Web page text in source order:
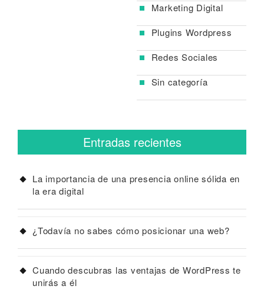
Marketing Digital
Plugins Wordpress
Redes Sociales
Sin categoría
Entradas recientes
La importancia de una presencia online sólida en
la era digital
¿Todavía no sabes cómo posicionar una web?
Cuando descubras las ventajas de WordPress te
unirás a él